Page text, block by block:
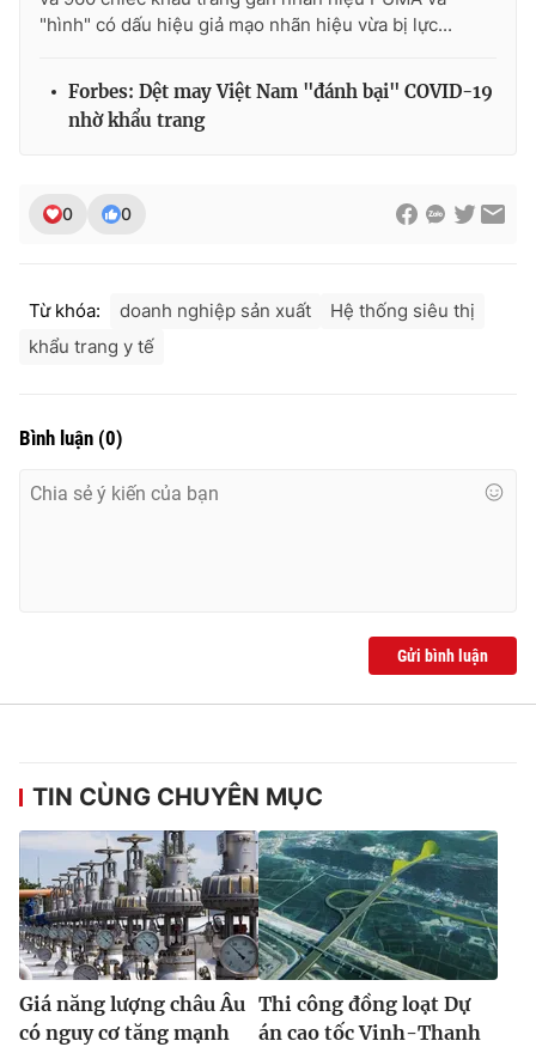
Ðiện thoại Thời báo VTV:024.66 897 897
Liên hệ quảng cáo:
024-7300.7108
thuận bằng văn bản. Ghi rõ nguồn VTV.vn khi phát hành lại
"hình" có dấu hiệu giả mạo nhãn hiệu vừa bị lực...
Forbes: Dệt may Việt Nam "đánh bại" COVID-19
nhờ khẩu trang
0 0
Từ khóa: doanh nghiệp sản xuất
Hệ thống siêu thị
khẩu trang y tế
Bình luận (0)
Gửi bình luận
TIN CÙNG CHUYÊN MỤC
Giá năng lượng châu Âu
có nguy cơ tăng mạnh
Thi công đồng loạt Dự
án cao tốc Vinh-Thanh